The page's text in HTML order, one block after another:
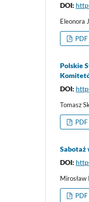
DOI:
Eleonora
PDF
Polskie
DOI:
Tomasz
PDF
Sabotaż
DOI:
Mirosław
PDF